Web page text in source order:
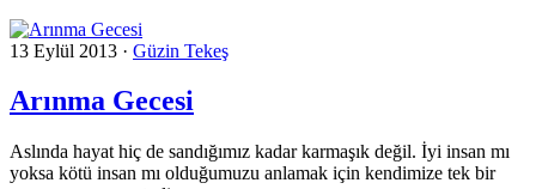
13 Eylül 2013 · Güzin Tekeş
Arınma Gecesi
Aslında hayat hiç de sandığımız kadar karmaşık değil. İyi insan mı
yoksa kötü insan mı olduğumuzu anlamak için kendimize tek bir